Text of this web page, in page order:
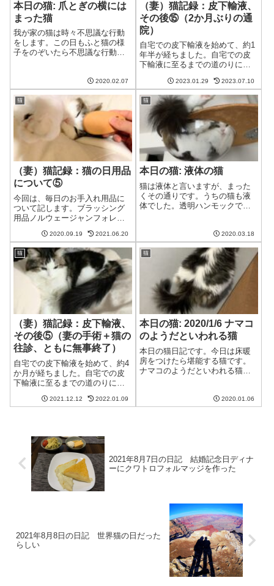
本日の猫: 爪とぎの横には
まった猫
我が家の猫は時々不思議な行動
をします。この日もふと猫の様
子をのぞいたら不思議な行動
うか。ちょっと様子を見てみよ
う。夫え・・・夫・・・はまっ
てる？猫いや、はまってねぇ
し！！何か楽しいこと...
2020.02.07
（妻）猫記録：皮下輸液、
その後⑮（2か月ぶりの通
院）
自宅での皮下輸液を始めて、約1
年半が経ちました。自宅での皮
下輸液に至るまでの道のりにつ
へ」①～⑩をご覧ください。自
宅での皮下輸液に必要なものや
費用、やり方、失敗例などを載
せています。詳しくはこち
ら。 ⇒自宅での皮下...
2023.01.29 2023.07.10
猫
（妻）猫記録：猫の日用品
について⑤
今回は、毎日のお手入れ用品に
ついて記します。ブラッシング
用品ノルウェージャンフォレス
家の猫。れっきとした長毛種で
はありますが、岩合さんの「世
界猫歩き」などで見るような一
般的なノルウェージャンと比べ
ると、我が家の猫...
2020.09.19 2021.06.20
猫
本日の猫: 液体の猫
猫は液体と言いますが、まった
くその通りです。うちの猫も液
体でした。透明ハンモックで液
ね。夫え、コケてる!?猫何か失礼
なことを言っているわね。一
瞬、こけたのかと思った最初に
この姿を見た時...
2020.03.18
猫
（妻）猫記録：皮下輸液、
その後⑤（妻の手術＋猫の
往診、ともに無事終了）
自宅での皮下輸液を始めて、約4
か月が経ちました。自宅での皮
下輸液に至るまでの道のりにつ
へ」①～⑩をご覧ください。自
液へ①へ妻の入院...
2021.12.12 2022.01.09
猫
本日の猫: 2020/1/6 ナマコ
のようだといわれる猫
本日の猫日記です。今日は床暖
房をつけたら堪能する猫です。
ナマコのようだといわれる猫妻
ね。よっこらしょ。夫これは…
ナマコのようだ。。。猫相変わ
2020.01.06
2021年8月7日の日記 結婚記念日ディナ
ーにクワトロフォルマッジを作った
2021年8月8日の日記 世界猫の日だった
らしい